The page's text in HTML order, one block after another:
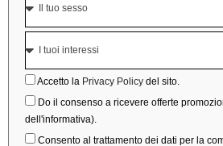
Accetto la Privacy Policy del sito.
Do il consenso a ricevere offerte
dell'informativa).
Consento al trattamento dei dati per la